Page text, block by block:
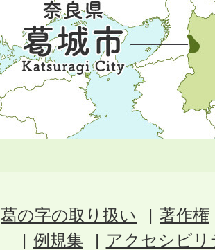
葛の字の取り扱い
著作権
例規集
アクセシビ